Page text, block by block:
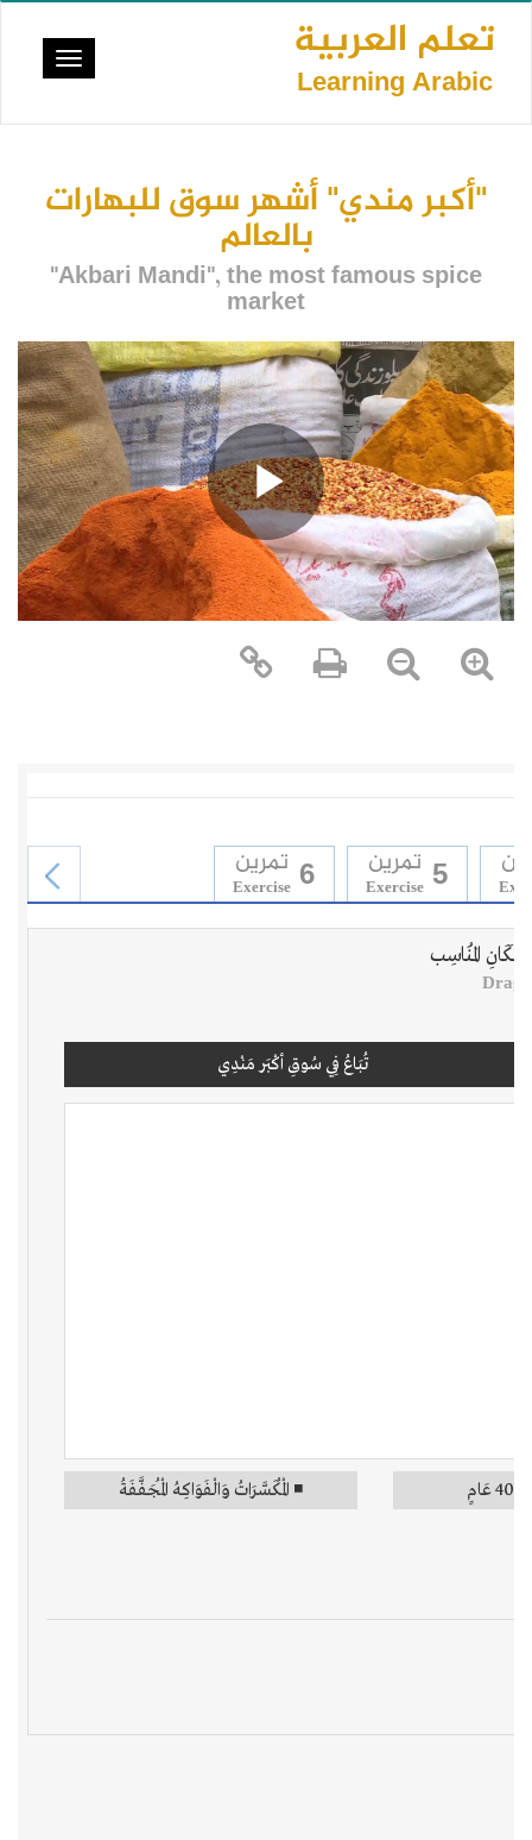
تجاوز
المحتوى
الرئيسي
تعلم العربية
Learning Arabic
Toggle
"أكبر مندي" أشهر سوق للبهارات
بالعالم
"Akbari Mandi", the most famous spice
market